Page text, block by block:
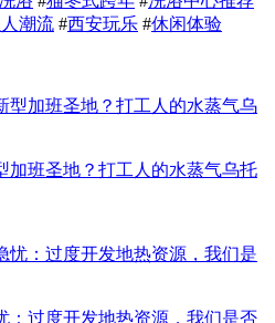
潮流 #西安玩乐 #休闲体验
加班圣地？打工人的水蒸气乌托
：过度开发地热资源，我们是否